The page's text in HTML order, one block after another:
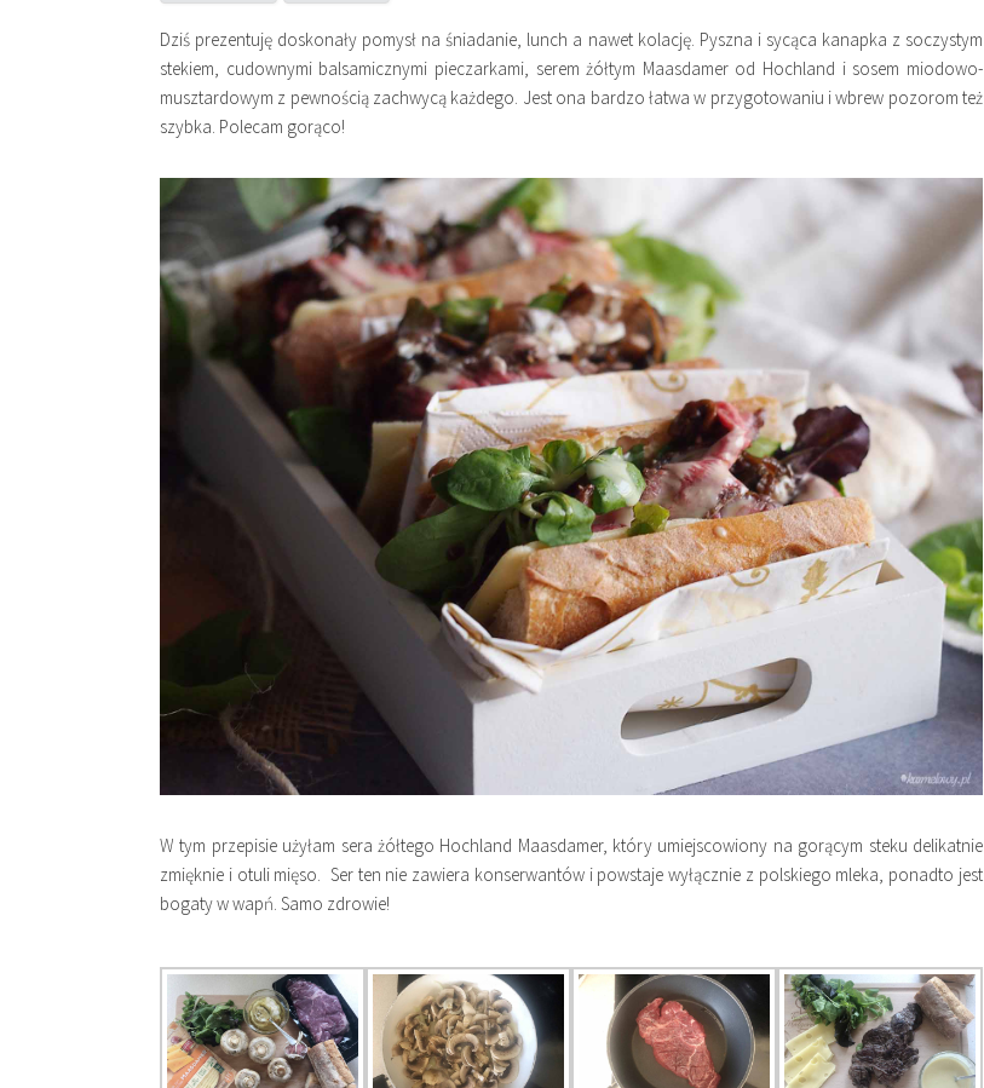
Dziś prezentuję doskonały pomysł na śniadanie, lunch a nawet kolację. Pyszna i sycąca kanapka z soczystym
stekiem, cudownymi balsamicznymi pieczarkami, serem żółtym Maasdamer od Hochland i sosem miodowo-
musztardowym z pewnością zachwycą każdego. Jest ona bardzo łatwa w przygotowaniu i wbrew pozorom też
szybka. Polecam gorąco!
W tym przepisie użyłam sera żółtego Hochland Maasdamer, który umiejscowiony na gorącym steku delikatnie
zmięknie i otuli mięso. Ser ten nie zawiera konserwantów i powstaje wyłącznie z polskiego mleka, ponadto jest
bogaty w wapń. Samo zdrowie!